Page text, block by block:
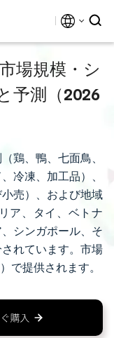
場規模・シ
予測（2026
鶏、鴨、七面鳥、
冷凍、加工品）、
売）、および地域
ア、タイ、ベトナ
シンガポール、そ
れています。市場
で提供されます。